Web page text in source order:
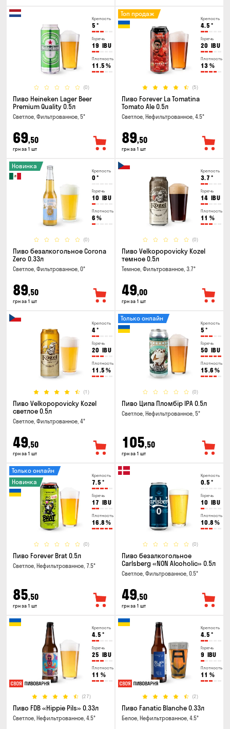
Крепость
5 °
Горечь
19 IBU
Плотность
11.5 %
(0)
Пиво Heineken Lager Beer
Premium Quality 0.5л
Светлое, Фильтрованное, 5°
69,50
грн за 1 шт
Крепость
4.5 °
Горечь
20 IBU
Плотность
13 %
(5)
Топ продаж
Пиво Forever La Tomatina
Tomato Ale 0.5л
Светлое, Нефильтрованное, 4.5°
89,50
грн за 1 шт
Крепость
0 °
Горечь
10 IBU
Плотность
6 %
(0)
Новинка
Пиво безалкогольное Corona
Zero 0.33л
Светлое, Фильтрованное, 0°
89,50
грн за 1 шт
Крепость
3.7 °
Горечь
14 IBU
Плотность
11 %
(0)
Пиво Velkopopovicky Kozel
темное 0.5л
Темное, Фильтрованное, 3.7°
49,00
грн за 1 шт
Крепость
4°
Горечь
20 IBU
Плотность
11.5 %
(1)
Пиво Velkopopovicky Kozel
светлое 0.5л
Светлое, Фильтрованное, 4°
49,50
грн за 1 шт
Крепость
5 °
Горечь
50 IBU
Плотность
15.6 %
(0)
Только онлайн
Пиво Ципа Пломбір IPA 0.5л
Светлое, Нефильтрованное, 5°
105,50
грн за 1 шт
Крепость
7.5 °
Горечь
17 IBU
Плотность
16.8 %
(0)
Только онлайн
Новинка
Пиво Forever Brat 0.5л
Светлое, Нефильтрованное, 7.5°
85,50
грн за 1 шт
Крепость
0.5 °
Горечь
10 IBU
Плотность
10.8 %
(0)
Пиво безалкогольное
Carlsberg «NON Alcoholic» 0.5л
Светлое, Фильтрованное, 0.5°
49,50
грн за 1 шт
Крепость
4.5 °
Горечь
25 IBU
Плотность
11 %
(27)
Пиво FDB «Hippie Pils» 0.33л
Светлое, Нефильтрованное, 4.5°
Крепость
4.5 °
Горечь
9 IBU
Плотность
11 %
(2)
Пиво Fanatic Blanche 0.33л
Белое, Нефильтрованное, 4.5°